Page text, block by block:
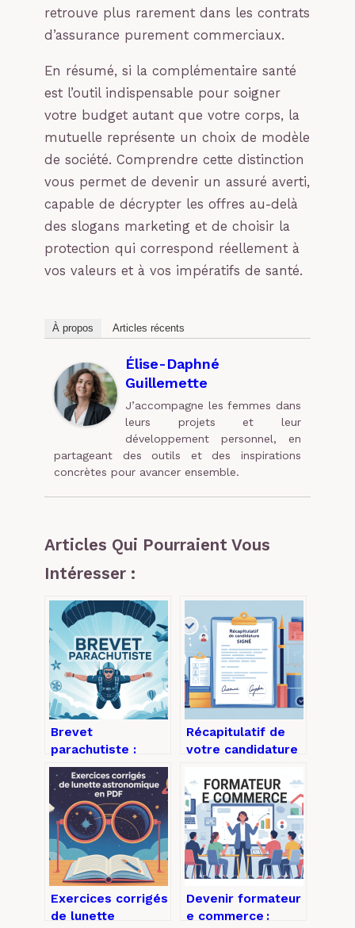
retrouve plus rarement dans les contrats
d’assurance purement commerciaux.
En résumé, si la complémentaire santé
est l’outil indispensable pour soigner
votre budget autant que votre corps, la
mutuelle représente un choix de modèle
de société. Comprendre cette distinction
vous permet de devenir un assuré averti,
capable de décrypter les offres au-delà
des slogans marketing et de choisir la
protection qui correspond réellement à
vos valeurs et à vos impératifs de santé.
À propos Articles récents
Élise-Daphné
Guillemette
J’accompagne les femmes dans
leurs projets et leur
développement personnel, en
partageant des outils et des inspirations
concrètes pour avancer ensemble.
Articles Qui Pourraient Vous
Intéresser :
Brevet
parachutiste :
étapes, conseils
et exigences pour
réussir
Récapitulatif de
votre candidature
l’obtenir et
l’utiliser
sereinement
Exercices corrigés
de lunette
Devenir formateur
e commerce :